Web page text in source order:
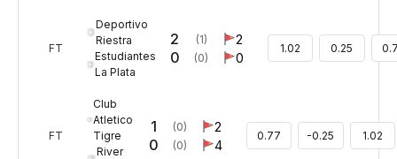
FT
Deportivo
Riestra
Estudiantes
La Plata
2
0
(1)
(0)
2
0
1.02 0.25
FT
Club
Atletico
Tigre
River
1
0
(0)
(0)
2
4
0.77 -0.25 1.02